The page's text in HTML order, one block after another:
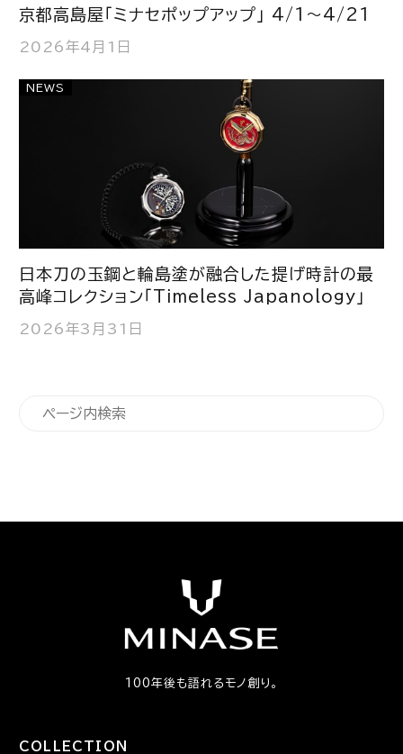
京都高島屋「ミナセポップアップ」 4/1～4/21
2026年4月1日
NEWS
日本刀の玉鋼と輪島塗が融合した提げ時計の最
高峰コレクション「Timeless Japanology」
2026年3月31日
100年後も語れるモノ創り。
COLLECTION